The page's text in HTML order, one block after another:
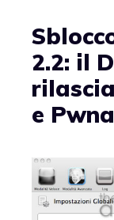
2.2: il
e